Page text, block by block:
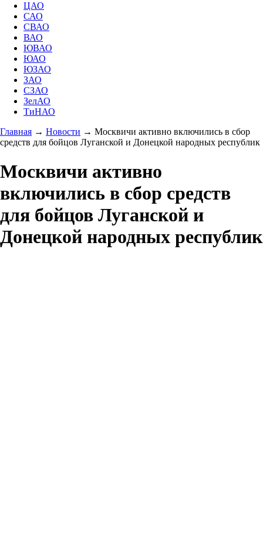
ЦАО
САО
СВАО
ВАО
ЮВАО
ЮАО
ЮЗАО
ЗАО
СЗАО
ЗелАО
ТиНАО
Главная → Новости → Москвичи активно включились в сбор
средств для бойцов Луганской и Донецкой народных республик
Москвичи активно
включились в сбор средств
для бойцов Луганской и
Донецкой народных республик